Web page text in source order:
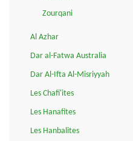
Zourqani
Al Azhar
Dar al-Fatwa Australia
Dar Al-Ifta Al-Misriyyah
Les Chafi'ites
Les Hanafites
Les Hanbalites